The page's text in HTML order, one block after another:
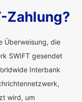
Zahlung?
Überweisung, die
SWIFT gesendet
Interbank
wird, um